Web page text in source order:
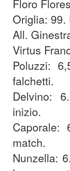
Floro
Origlia: 99.
All.
Virtus
Poluzzi:
falchetti.
Delvino:
inizio.
Caporale:
match.
Nunzella: